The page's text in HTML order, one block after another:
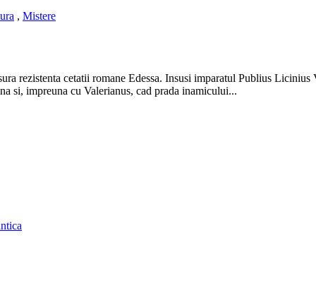
, Mistere
rezistenta cetatii romane Edessa. Insusi imparatul Publius
si, impreuna cu Valerianus, cad prada inamicului...